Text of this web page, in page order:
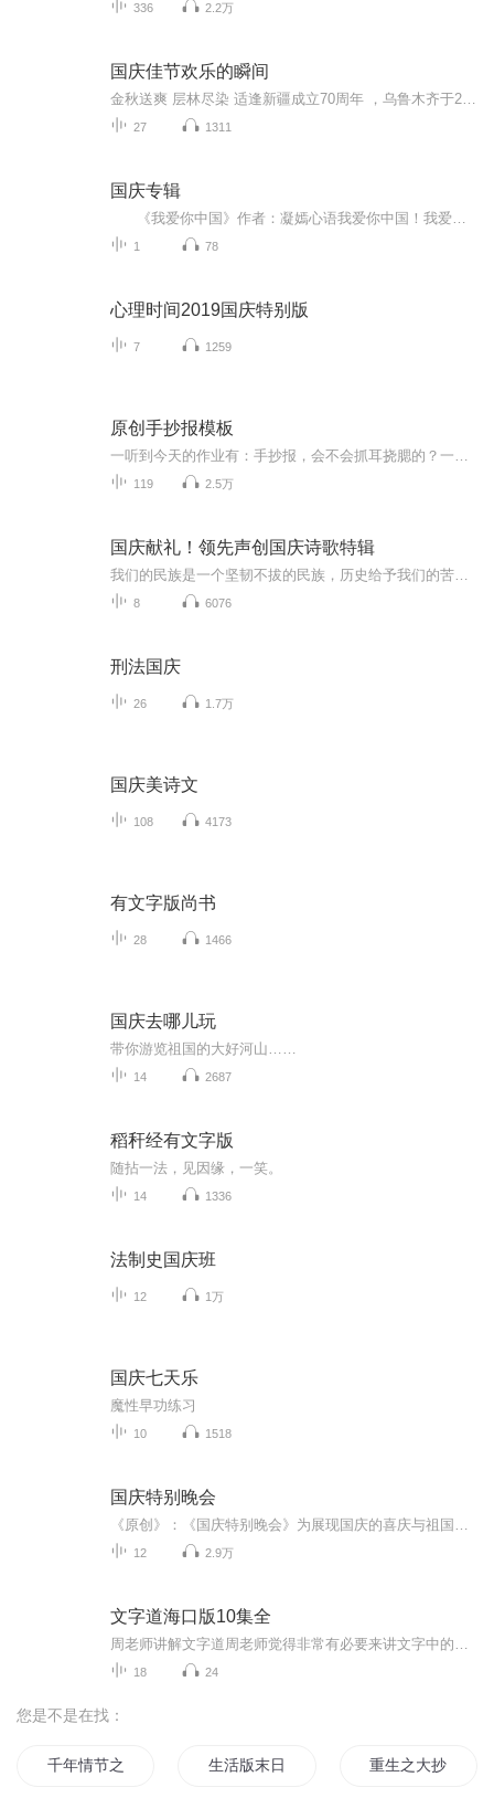
336 2.2万
国庆佳节欢乐的瞬间
27 1311
国庆专辑
1 78
心理时间2019国庆特别版
7 1259
原创手抄报模板
119 2.5万
国庆献礼！领先声创国庆诗歌特辑
8 6076
刑法国庆
26 1.7万
国庆美诗文
108 4173
有文字版尚书
28 1466
国庆去哪儿玩
带你游览祖国的大好河山……
14 2687
稻秆经有文字版
随拈一法，见因缘，一笑。
14 1336
法制史国庆班
12 1万
国庆七天乐
魔性早功练习
10 1518
国庆特别晚会
12 2.9万
文字道海口版10集全
18 24
您是不是在找：
千年情节之三生三世 生活版末日 重生之大抄袭王